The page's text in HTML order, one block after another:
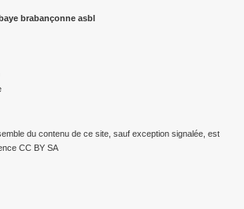
brabançonne asbl
du contenu de ce site, sauf exception signalée, est
CC BY SA